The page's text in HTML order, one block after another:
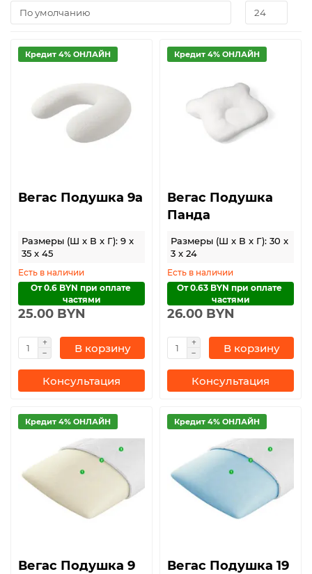
Кредит 4% ОНЛАЙН
Вегас Подушка 9а
Размеры (Ш x В x Г): 9 x
35 x 45
Есть в наличии
От 0.6 BYN при оплате
частями
25.00 BYN
В корзину
Консультация
Кредит 4% ОНЛАЙН
Вегас Подушка
Панда
Размеры (Ш x В x Г): 30 x
3 x 24
Есть в наличии
От 0.63 BYN при оплате
частями
26.00 BYN
В корзину
Консультация
Кредит 4% ОНЛАЙН
Вегас Подушка 9
Кредит 4% ОНЛАЙН
Вегас Подушка 19